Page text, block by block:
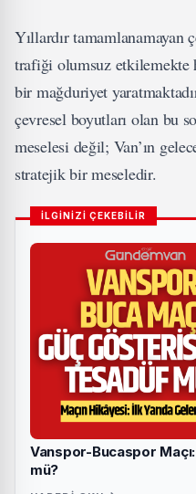
Yıllardır
trafiği olumsuz etkilemekte
bir mağduriyet
çevresel boyutları olan bu
meselesi değil; Van’ın
stratejik bir meseledir.
İLGİNİZİ ÇEKEBİLİR
Vanspor-Bucaspor
mü?